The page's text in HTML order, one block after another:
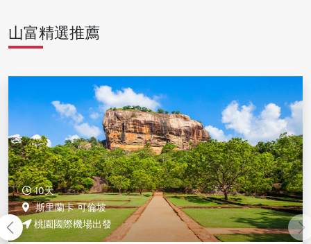
山富精選推薦
10天
斯里蘭卡 可倫坡
桃園國際機場出發